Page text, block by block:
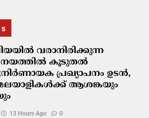
വരാനിരിക്കുന്ന
നയത്തിൽ കൂടുതൽ
പ്രഖ്യാപനം ഉടൻ,
മലയാളികൾക്ക് ആശങ്കയും
13 Hours Ago 0